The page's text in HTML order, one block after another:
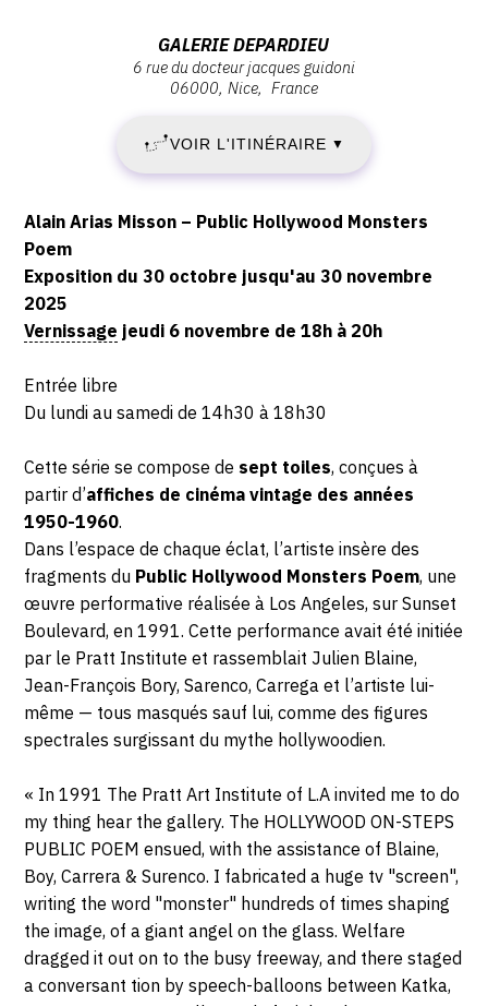
30
OCTOBRE
2025
-
30
NOVEMBRE
2025
du
docteur
Jacques
Guidoni,
06000
Nice
GALERIE DEPARDIEU
6 rue du docteur jacques guidoni
06000 Nice France
VOIR L'ITINÉRAIRE ▼
Description,
horaires...
Alain Arias Misson – Public Hollywood Monsters
Poem
Exposition du 30 octobre jusqu'au 30 novembre
2025
Vernissage jeudi 6 novembre de 18h à 20h
Entrée libre
Du lundi au samedi de 14h30 à 18h30
Cette série se compose de sept toiles, conçues à
partir d’affiches de cinéma vintage des années
1950-1960.
Dans l’espace de chaque éclat, l’artiste insère des
fragments du Public Hollywood Monsters Poem, une
œuvre performative réalisée à Los Angeles, sur Sunset
Boulevard, en 1991. Cette performance avait été initiée
par le Pratt Institute et rassemblait Julien Blaine,
Jean-François Bory, Sarenco, Carrega et l’artiste lui-
même — tous masqués sauf lui, comme des figures
spectrales surgissant du mythe hollywoodien.
« In 1991 The Pratt Art Institute of L.A invited me to do
my thing hear the gallery. The HOLLYWOOD ON-STEPS
PUBLIC POEM ensued, with the assistance of Blaine,
Boy, Carrera & Surenco. I fabricated a huge tv "screen",
writing the word "monster" hundreds of times shaping
the image, of a giant angel on the glass. Welfare
dragged it out on to the busy freeway, and there staged
a conversant tion by speech-balloons between Katka,